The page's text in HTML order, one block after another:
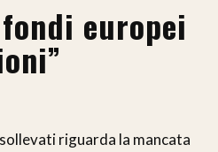
europei
riguarda la mancata